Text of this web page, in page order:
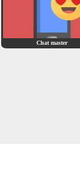
Chat master